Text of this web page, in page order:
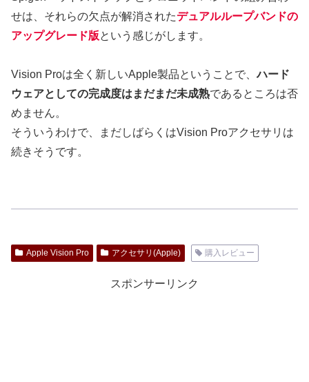
せは、それらの欠点が解消されたデュアルループバンドの
アップグレード版という感じがします。
Vision Proは全く新しいApple製品ということで、ハード
ウェアとしての完成度はまだまだ未成熟であるところは否
めません。
そういうわけで、まだしばらくはVision Proアクセサリは
続きそうです。
Apple Vision Pro アクセサリ(Apple) 購入レビュー
スポンサーリンク